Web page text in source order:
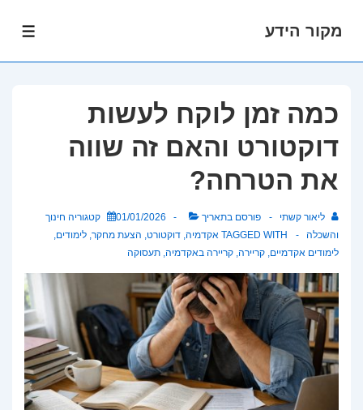
מקור הידע
כמה זמן לוקח לעשות
דוקטורט והאם זה שווה
את הטרחה?
ליאור קשתי פורסם בתאריך 01/01/2026 קטגוריה חינוך
והשכלה
TAGGED WITH אקדמיה, דוקטורט, הצעת מחקר, לימודים,
לימודים אקדמיים, קריירה, קריירה באקדמיה, תעסוקה